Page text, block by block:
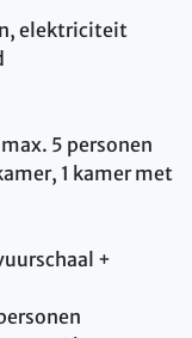
elektriciteit
5 personen
1 kamer met
+